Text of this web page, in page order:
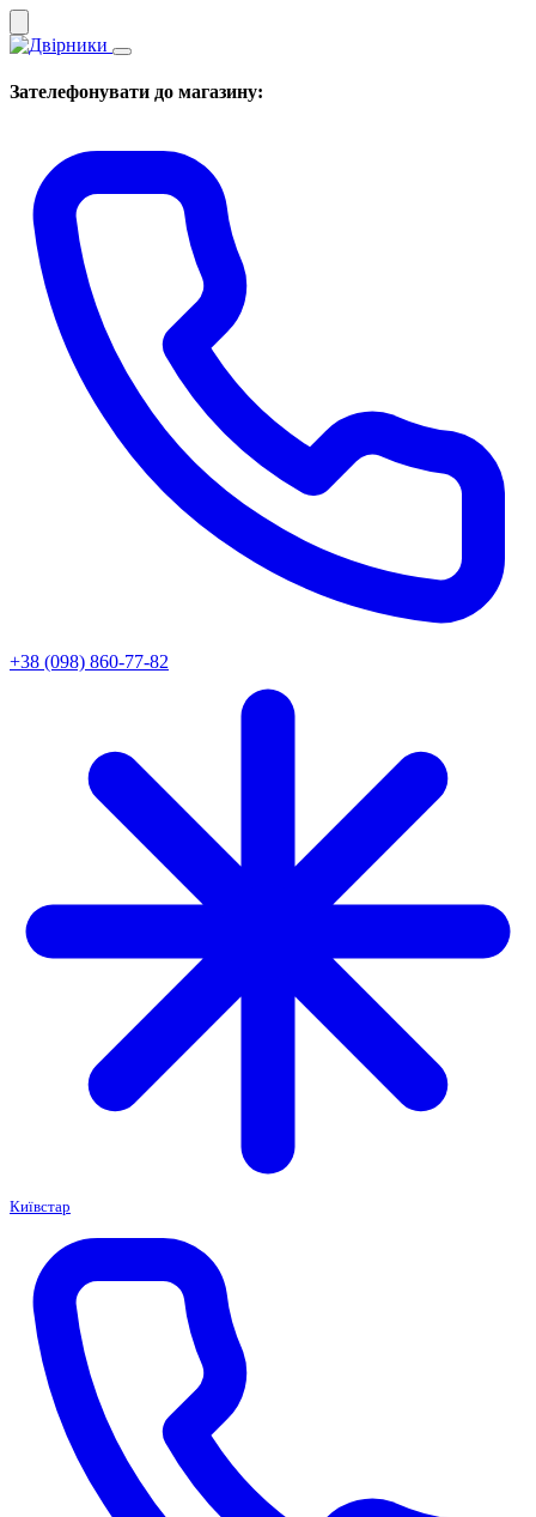
Зателефонувати до магазину:
+38 (098) 860-77-82
Київстар